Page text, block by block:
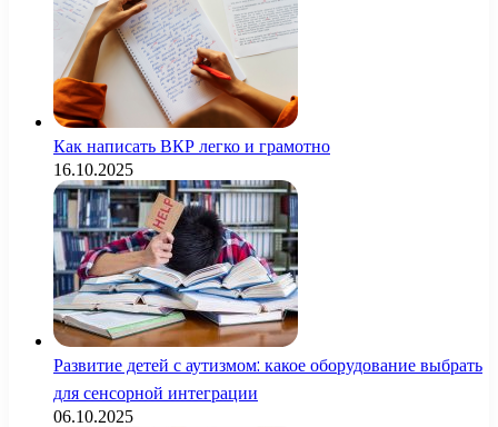
Как написать ВКР легко и грамотно
16.10.2025
Развитие детей с аутизмом: какое оборудование выбрать
для сенсорной интеграции
06.10.2025